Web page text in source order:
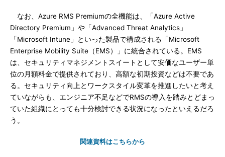
なお、Azure RMS Premiumの全機能は、「Azure Active
Directory Premium」や「Advanced Threat Analytics」
「Microsoft Intune」といった製品で構成される「Microsoft
Enterprise Mobility Suite（EMS）」に統合されている。EMS
は、セキュリティマネジメントスイートとして安価なユーザー単
位の月額料金で提供されており、高額な初期投資などは不要であ
る。セキュリティ向上とワークスタイル変革を推進したいと考え
ていながらも、エンジニア不足などでRMSの導入を踏みとどまっ
ていた組織にとっても十分検討できる状況になったといえるだろ
う。
関連資料はこちらから